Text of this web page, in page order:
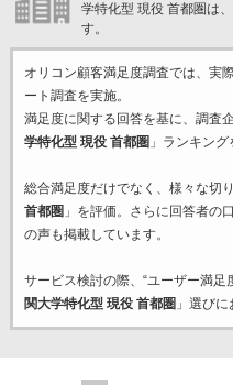
学特化型 現役 首都圏は
す。
オリコン顧客満足度調査では、実
ート調査を実施。
満足度に関する回答を基に、調査
学特化型 現役 首都圏 」ランキング
総合満足度だけでなく、様々な切
首都圏 」を評価。さらに回答者の
の声も掲載しています。
サービス検討の際、“ユーザー満足
関大学特化型 現役 首都圏 」選びに